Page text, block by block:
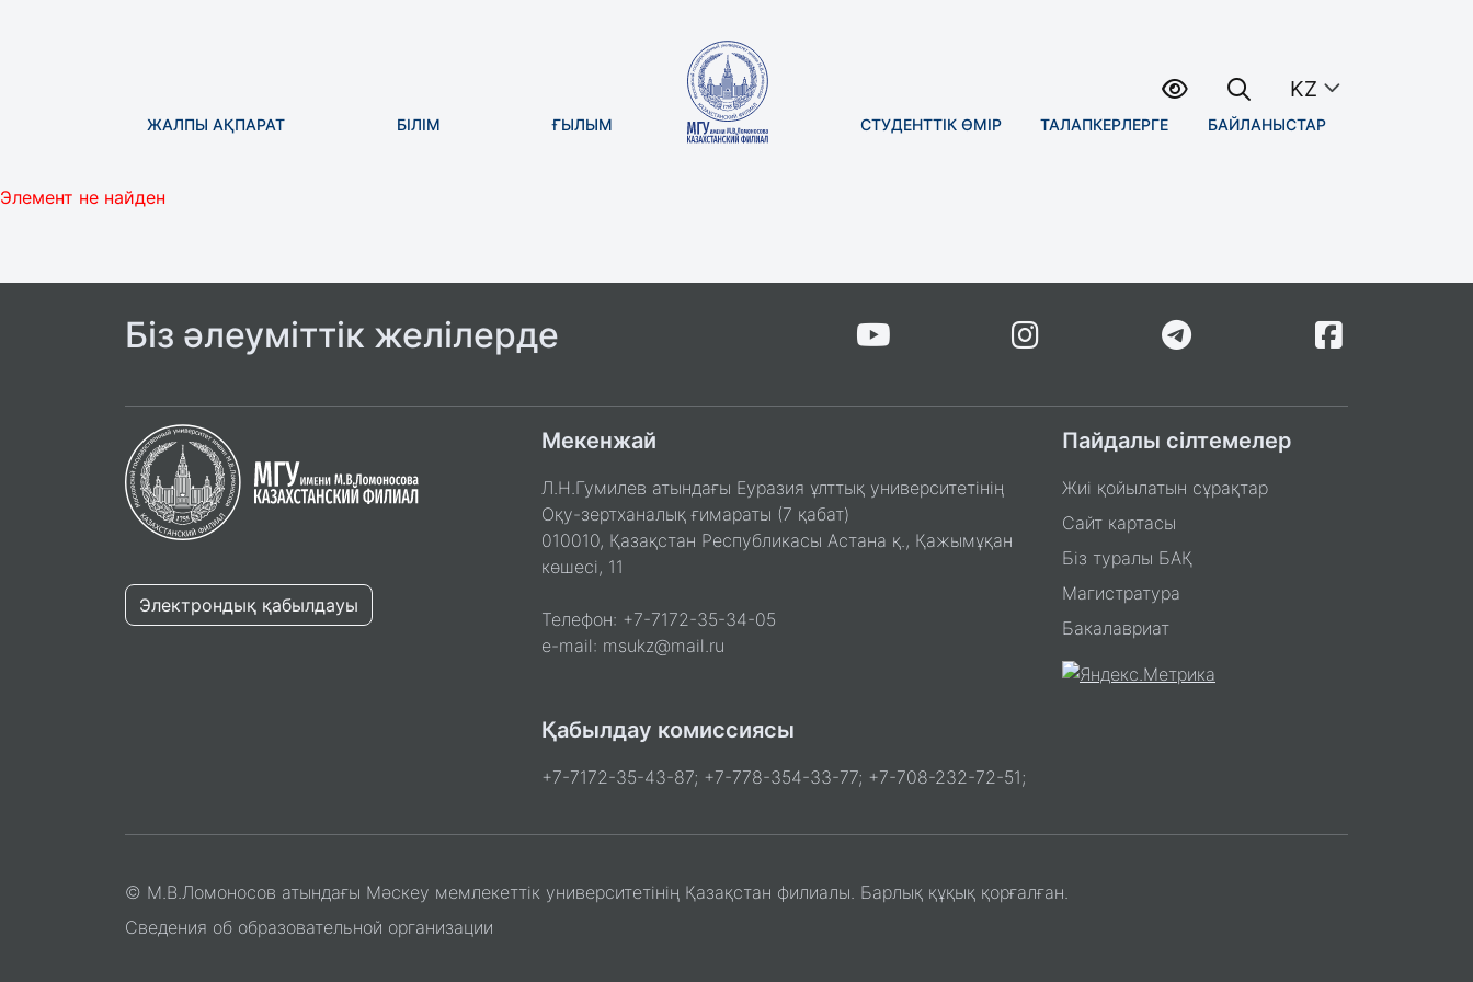
ЖАЛПЫ АҚПАРАТ БІЛІМ ҒЫЛЫМ СТУДЕНТТІК ӨМІР ТАЛАПКЕРЛЕРГЕ БАЙЛАНЫСТАР
KZ
Элемент не найден
Біз әлеуміттік желілерде
Электрондық қабылдауы
Мекенжай
Л.Н.Гумилев атындағы Еуразия ұлттық университетінің
Оқу-зертханалық ғимараты (7 қабат)
010010, Қазақстан Республикасы Астана қ., Қажымұқан
көшесі, 11
Телефон: +7-7172-35-34-05
e-mail: msukz@mail.ru
Қабылдау комиссиясы
+7-7172-35-43-87; +7-778-354-33-77; +7-708-232-72-51;
Пайдалы сілтемелер
Жиі қойылатын сұрақтар
Сайт картасы
Біз туралы БАҚ
Магистратура
Бакалавриат
© М.В.Ломоносов атындағы Мәскеу мемлекеттік университетінің Қазақстан филиалы. Барлық құқық қорғалған.
Сведения об образовательной организации